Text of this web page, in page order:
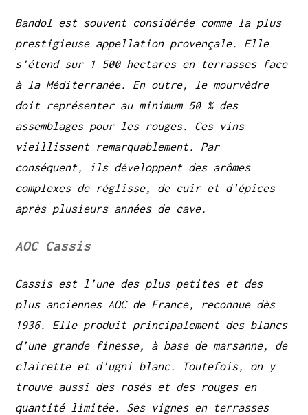
Bandol est souvent considérée comme la plus
prestigieuse appellation provençale. Elle
s’étend sur 1 500 hectares en terrasses face
à la Méditerranée. En outre, le mourvèdre
doit représenter au minimum 50 % des
assemblages pour les rouges. Ces vins
vieillissent remarquablement. Par
conséquent, ils développent des arômes
complexes de réglisse, de cuir et d’épices
après plusieurs années de cave.
AOC Cassis
Cassis est l’une des plus petites et des
plus anciennes AOC de France, reconnue dès
1936. Elle produit principalement des blancs
d’une grande finesse, à base de marsanne, de
clairette et d’ugni blanc. Toutefois, on y
trouve aussi des rosés et des rouges en
quantité limitée. Ses vignes en terrasses